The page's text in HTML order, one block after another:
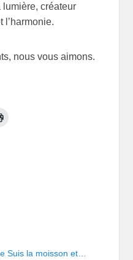
lumière, créateur
l’harmonie.
nous vous aimons.
Suis la moisson et…